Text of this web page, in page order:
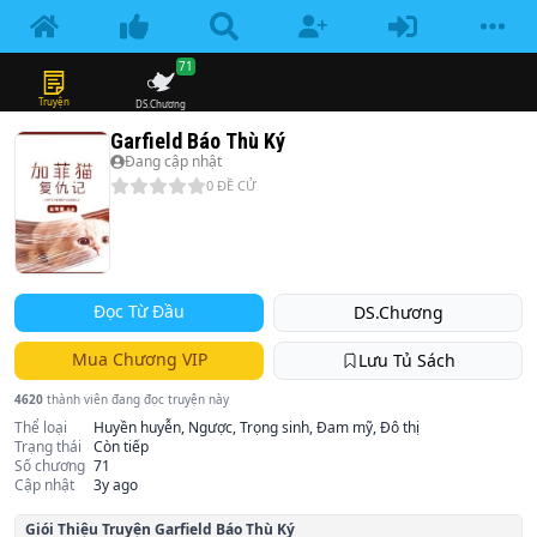
Truyện DS.Chương
71
Garfield Báo Thù Ký
Đang cập nhật
0 ĐỀ CỬ
Đọc Từ Đầu DS.Chương
Mua Chương VIP Lưu Tủ Sách
4620 thành viên đang đọc truyện này
Thể loại
Huyền huyễn, Ngược, Trọng sinh, Đam mỹ, Đô thị
Trạng thái
Còn tiếp
Số chương 71
Cập nhật
3y ago
Giói Thiệu Truyện Garfield Báo Thù Ký